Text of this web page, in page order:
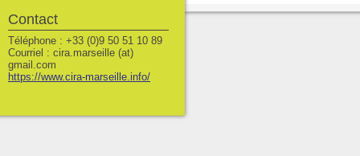
Contact
Téléphone : +33 (0)9 50 51 10 89
Courriel : cira.marseille (at)
gmail.com
https://www.cira-marseille.info/